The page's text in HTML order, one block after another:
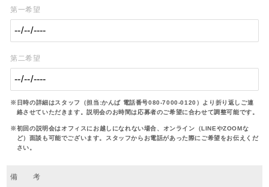
第一希望
第二希望
※日時の詳細はスタッフ（担当:かんば 電話番号080-7000-0120）より折り返しご連
絡させていただきます。説明会のお時間は応募者のご希望に合わせて調整可能です。
※初回の説明会はオフィスにお越しになれない場合、オンライン（LINEやZOOMな
ど）面談も可能でございます。スタッフからお電話があった際にご希望をお伝えくだ
さい。
備 考